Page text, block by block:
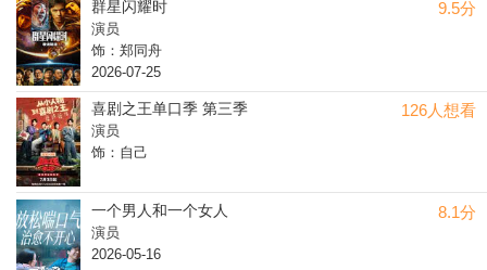
月28日，其主演的电影《记忆大师》上映；6月，凭借主演的电
影《冰之下》获得第20届上海国际电影节最佳男演员奖；7月，
其加盟的东方卫视大型励志体验真人秀《极限挑战 第三季》播
出。2018年1月，参与的文博探索节目《国家宝藏 第一季》播
出；4月22日，作为固定嘉宾参加的综艺节目《极限挑战 第四
季》播出；同年8月10日，首部执导并主演的电影《一出好戏》
上映。其他影视作品有《痞子英雄:黎明升起》《西游·降魔篇》
《101次求婚》《黄金大劫案》《锋刃》《大闹天竺》等；音乐
作品还有《临时演员》《正义之道》《男人好难》等。
9.5分
群星闪耀时
演员
饰：郑同舟
2026-07-25
126人想看
喜剧之王单口季 第三季
演员
饰：自己
8.1分
一个男人和一个女人
演员
2026-05-16